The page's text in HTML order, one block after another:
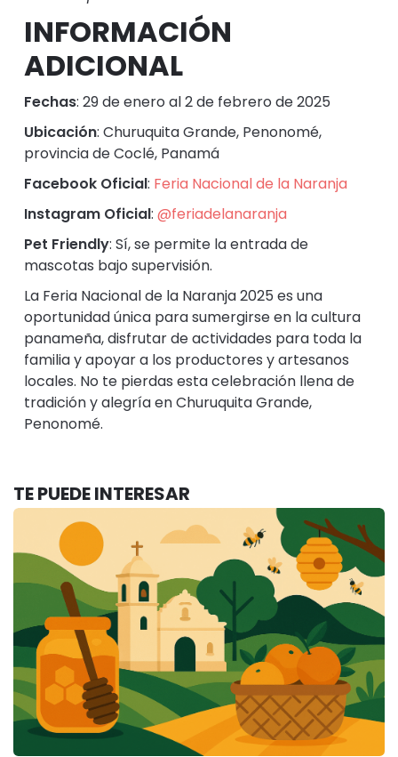
INFORMACIÓN
ADICIONAL
Fechas: 29 de enero al 2 de febrero de 2025
Ubicación: Churuquita Grande, Penonomé,
provincia de Coclé, Panamá
Facebook Oficial: Feria Nacional de la Naranja
Instagram Oficial: @feriadelanaranja
Pet Friendly: Sí, se permite la entrada de
mascotas bajo supervisión.
La Feria Nacional de la Naranja 2025 es una
oportunidad única para sumergirse en la cultura
panameña, disfrutar de actividades para toda la
familia y apoyar a los productores y artesanos
locales. No te pierdas esta celebración llena de
tradición y alegría en Churuquita Grande,
Penonomé.
TE PUEDE INTERESAR